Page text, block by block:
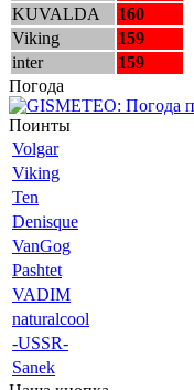
KUVALDA
160
Viking
159
inter
159
Погода
Поинты
Volgar
Viking
Ten
Denisque
VanGog
Pashtet
VADIM
naturalcool
-USSR-
Sanek